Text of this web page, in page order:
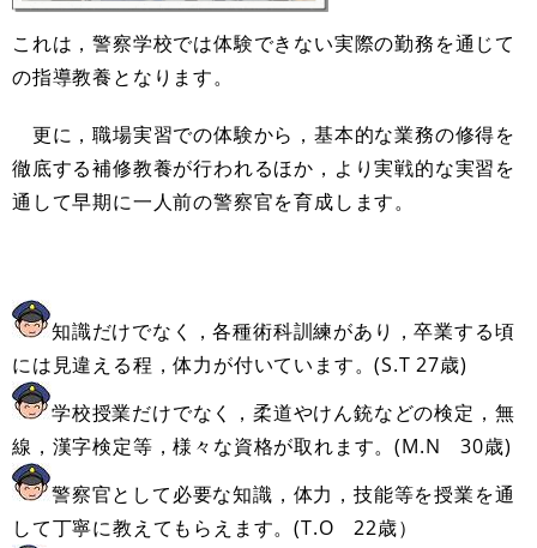
これは，警察学校では体験できない実際の勤務を通じて
の指導教養となります。
更に，職場実習での体験から，基本的な業務の修得を
徹底する補修教養が行われるほか，より実戦的な実習を
通して早期に一人前の警察官を育成します。
知識だけでなく，各種術科訓練があり，卒業する頃
には見違える程，体力が付いています。(S.T 27歳)
学校授業だけでなく，柔道やけん銃などの検定，無
線，漢字検定等，様々な資格が取れます。(M.N 30歳)
警察官として必要な知識，体力，技能等を授業を通
して丁寧に教えてもらえます。(T.O 22歳）